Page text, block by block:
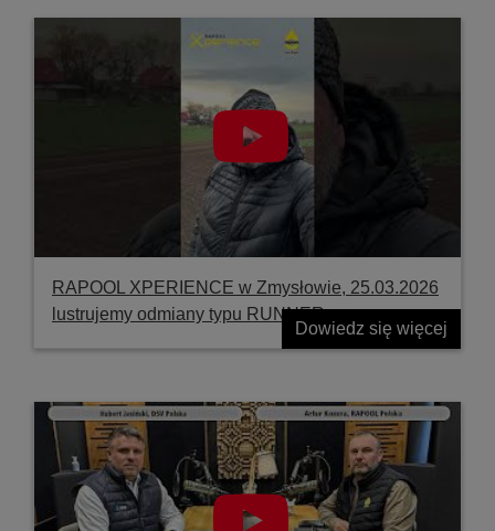
RAPOOL XPERIENCE w Zmysłowie, 25.03.2026
lustrujemy odmiany typu RUNNER
Dowiedz się więcej